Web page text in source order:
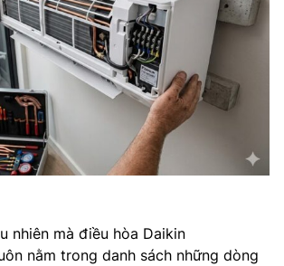
nhiên mà điều hòa Daikin
nằm trong danh sách những dòng